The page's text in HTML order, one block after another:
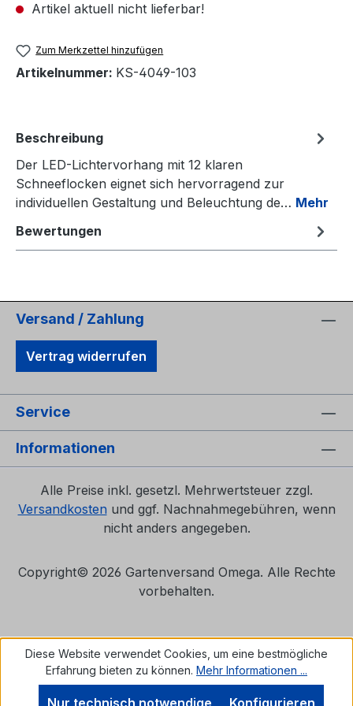
Artikel aktuell nicht lieferbar!
Zum Merkzettel hinzufügen
Artikelnummer: KS-4049-103
Beschreibung
Der LED-Lichtervorhang mit 12 klaren
Schneeflocken eignet sich hervorragend zur
individuellen Gestaltung und Beleuchtung de… Mehr
Bewertungen
Versand / Zahlung
Vertrag widerrufen
Service
Informationen
Alle Preise inkl. gesetzl. Mehrwertsteuer zzgl.
Versandkosten und ggf. Nachnahmegebühren, wenn
nicht anders angegeben.
Copyright© 2026 Gartenversand Omega. Alle Rechte
vorbehalten.
Diese Website verwendet Cookies, um eine bestmögliche
Erfahrung bieten zu können. Mehr Informationen ...
Nur technisch notwendige Konfigurieren